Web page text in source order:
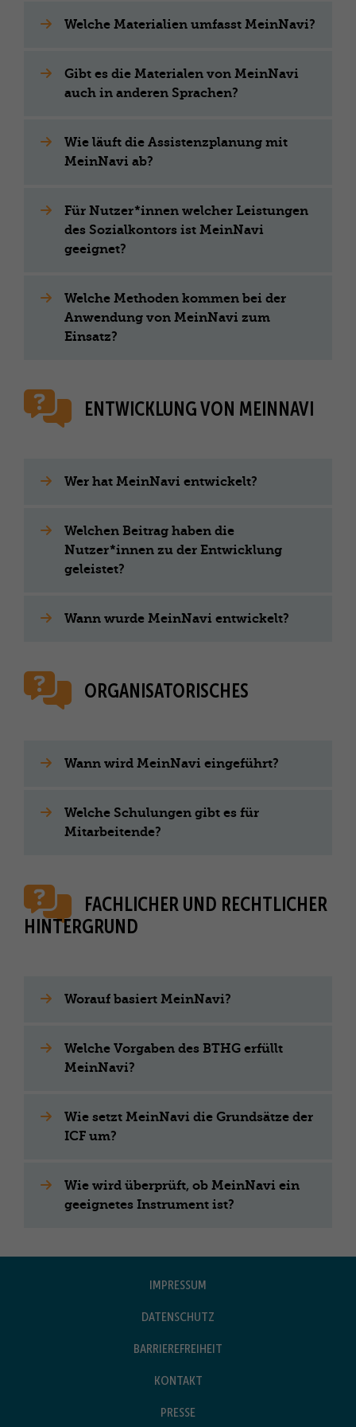
Welche Materialien umfasst MeinNavi?
Gibt es die Materialen von MeinNavi
auch in anderen Sprachen?
Wie läuft die Assistenzplanung mit
MeinNavi ab?
Für Nutzer*innen welcher Leistungen
des Sozialkontors ist MeinNavi
geeignet?
Welche Methoden kommen bei der
Anwendung von MeinNavi zum
Einsatz?
ENTWICKLUNG VON MEINNAVI
Wer hat MeinNavi entwickelt?
Welchen Beitrag haben die
Nutzer*innen zu der Entwicklung
geleistet?
Wann wurde MeinNavi entwickelt?
ORGANISATORISCHES
Wann wird MeinNavi eingeführt?
Welche Schulungen gibt es für
Mitarbeitende?
FACHLICHER UND RECHTLICHER
HINTERGRUND
Worauf basiert MeinNavi?
Welche Vorgaben des BTHG erfüllt
MeinNavi?
Wie setzt MeinNavi die Grundsätze der
ICF um?
Wie wird überprüft, ob MeinNavi ein
geeignetes Instrument ist?
IMPRESSUM
DATENSCHUTZ
BARRIEREFREIHEIT
KONTAKT
PRESSE